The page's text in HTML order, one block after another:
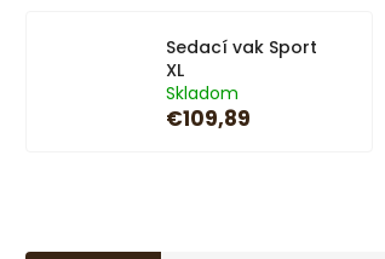
Sedací vak Sport
XL
Skladom
€109,89